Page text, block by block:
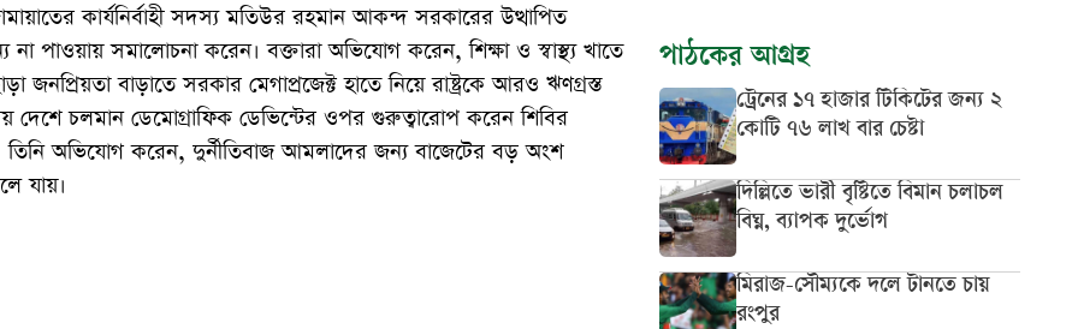
কার্যনির্বাহী সদস্য মতিউর রহমান আকন্দ সরকারের উত্থাপিত
না পাওয়ায় সমালোচনা করেন। বক্তারা অভিযোগ করেন, শিক্ষা ও স্বাস্থ্য খাতে
জনপ্রিয়তা বাড়াতে সরকার মেগাপ্রজেক্ট হাতে নিয়ে রাষ্ট্রকে আরও ঋণগ্রস্ত
দেশে চলমান ডেমোগ্রাফিক ডেভিন্টের ওপর গুরুত্বারোপ করেন শিবির
অভিযোগ করেন, দুর্নীতিবাজ আমলাদের জন্য বাজেটের বড় অংশ
যায়।
পাঠকের আগ্রহ
ট্রেনের ১৭ হাজার টিকিটের জন্য ২
কোটি ৭৬ লাখ বার চেষ্টা
দিল্লিতে ভারী বৃষ্টিতে বিমান চলাচল
বিঘ্ন, ব্যাপক দুর্ভোগ
মিরাজ-সৌম্যকে দলে টানতে চায়
রংপুর